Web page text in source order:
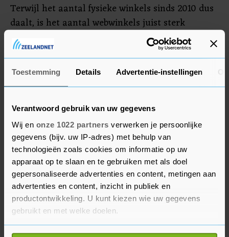
Toestemming Details Advertentie-instellingen
Verantwoord gebruik van uw gegevens
Wij en onze 1022 partners verwerken je persoonlijke
gegevens (bijv. uw IP-adres) met behulp van
technologieën zoals cookies om informatie op uw
apparaat op te slaan en te gebruiken met als doel
gepersonaliseerde advertenties en content, metingen aan
advertenties en content, inzicht in publiek en
productontwikkeling. U kunt kiezen wie uw gegevens
gebruikt en met welke doelen.
Als u het toestaat, willen we ook graag:
Terwijl het aantal fysieke winkels sinds 2010 dus
daalt, is het aantal webwinkels juist sterk
toegenomen. In 2020 nam het onlinewinkelen al
een flinke vlucht door corona. Ook vorig jaar
groeide het aantal webwinkels weer sterk, met 28
procent.